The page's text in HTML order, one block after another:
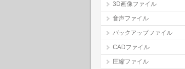
3D画像ファイル
音声ファイル
バックアップファイル
CADファイル
圧縮ファイル